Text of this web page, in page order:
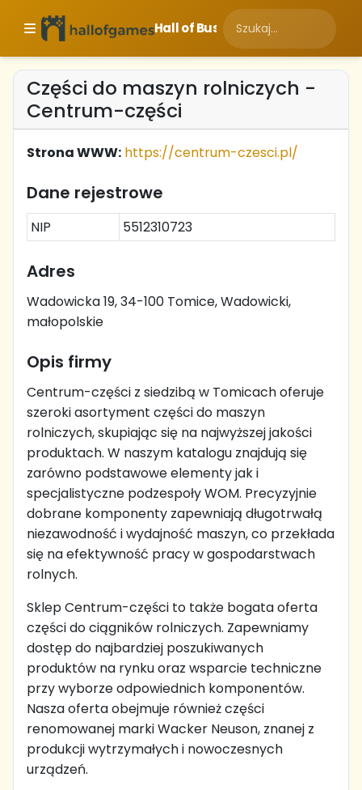
Hall of Business
Części do maszyn rolniczych -
Centrum-części
Strona WWW: https://centrum-czesci.pl/
Dane rejestrowe
NIP 5512310723
Adres
Wadowicka 19, 34-100 Tomice, Wadowicki,
małopolskie
Opis firmy
Centrum-części z siedzibą w Tomicach oferuje
szeroki asortyment części do maszyn
rolniczych, skupiając się na najwyższej jakości
produktach. W naszym katalogu znajdują się
zarówno podstawowe elementy jak i
specjalistyczne podzespoły WOM. Precyzyjnie
dobrane komponenty zapewniają długotrwałą
niezawodność i wydajność maszyn, co przekłada
się na efektywność pracy w gospodarstwach
rolnych.
Sklep Centrum-części to także bogata oferta
części do ciągników rolniczych. Zapewniamy
dostęp do najbardziej poszukiwanych
produktów na rynku oraz wsparcie techniczne
przy wyborze odpowiednich komponentów.
Nasza oferta obejmuje również części
renomowanej marki Wacker Neuson, znanej z
produkcji wytrzymałych i nowoczesnych
urządzeń.